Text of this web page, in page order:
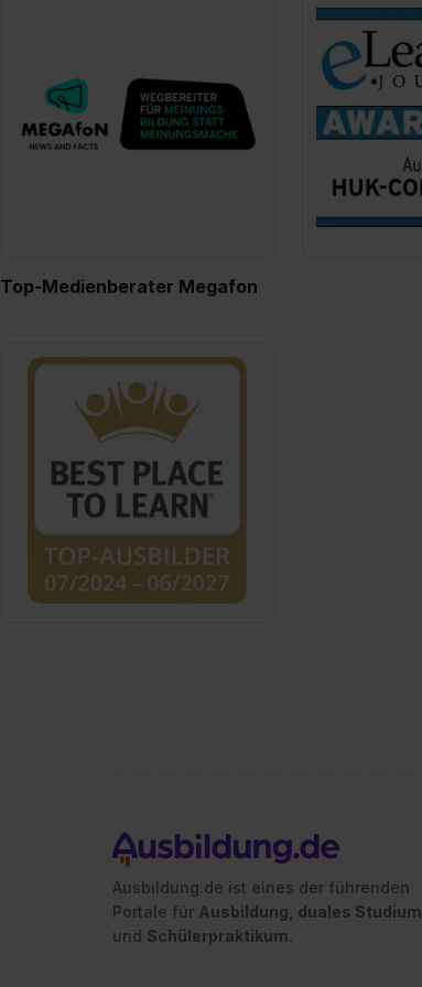
Top-Medienberater Megafon
Ausbildung.de ist eines der führenden
Portale für Ausbildung, duales Studium
und Schülerpraktikum.